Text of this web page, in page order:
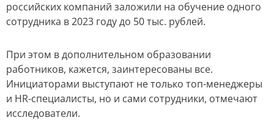
российских компаний заложили на обучение одного
сотрудника в 2023 году до 50 тыс. рублей.
При этом в дополнительном образовании
работников, кажется, заинтересованы все.
Инициаторами выступают не только топ-менеджеры
и HR-специалисты, но и сами сотрудники, отмечают
исследователи.